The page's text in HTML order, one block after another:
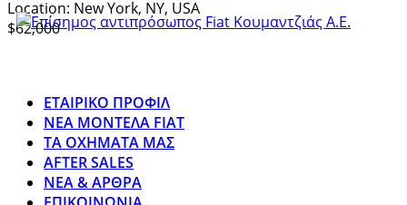
Location: New York, NY, USA
$62,000
ΕΤΑΙΡΙΚΟ ΠΡΟΦΙΛ
ΝΕΑ ΜΟΝΤΕΛΑ FIAT
ΤΑ ΟΧΗΜΑΤΑ ΜΑΣ
AFTER SALES
ΝΕΑ & ΑΡΘΡΑ